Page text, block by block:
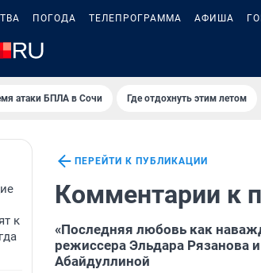
ПОГОДА ТЕЛЕПРОГРАММА АФИША
атаки БПЛА в Сочи Где отдохнуть этим летом
к
ПЕРЕЙТИ К ПУБЛИКАЦИИ
Комментарии к
«Последняя любовь как
режиссера Эльдара Рязанова
Абайдуллиной